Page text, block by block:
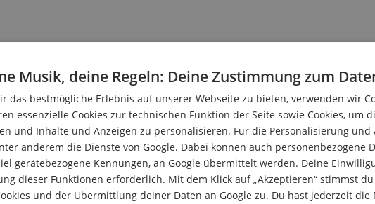
mit normalen Instrumentenkabeln verwendet werden
(-) innen
Musik, deine Regeln: Deine Zustimmung zum
das bestmögliche Erlebnis auf unserer Webseite zu bieten, verwenden wir
essenzielle Cookies zur technischen Funktion der Seite sowie Cookies, um
und Inhalte und Anzeigen zu personalisieren. Für die Personalisierung und
anderem die Dienste von Google. Dabei können auch personenbezogene
gerätebezogene Kennungen, an Google übermittelt werden. Deine
dieser Funktionen erforderlich. Mit dem Klick auf „Akzeptieren“ stimmst
und der Übermittlung deiner Daten an Google zu. Du hast jederzeit die